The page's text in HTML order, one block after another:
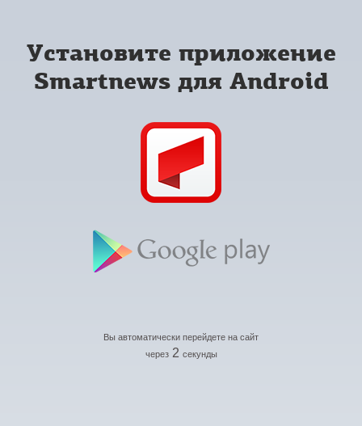
Установите приложение
Smartnews для Android
Вы автоматически перейдете на сайт
через 2 секунды